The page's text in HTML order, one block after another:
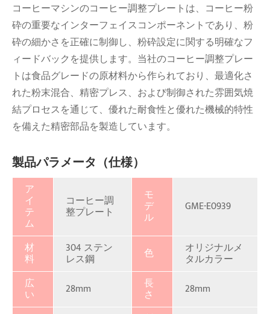
コーヒーマシンのコーヒー調整プレートは、コーヒー粉
砕の重要なインターフェイスコンポーネントであり、粉
砕の細かさを正確に制御し、粉砕設定に関する明確なフ
ィードバックを提供します。当社のコーヒー調整プレー
トは食品グレードの原材料から作られており、最適化さ
れた粉末混合、精密プレス、および制御された雰囲気焼
結プロセスを通じて、優れた耐食性と優れた機械的特性
を備えた精密部品を製造しています。
製品パラメータ（仕様）
ア
イ
テ
ム
コーヒー調
整プレート
モ
デ
ル
GME-E0939
材
料
304 ステン
レス鋼 色 オリジナルメ
タルカラー
広
い 28mm 長
さ 28mm